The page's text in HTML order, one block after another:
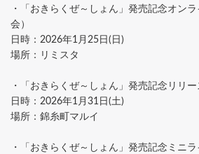
・「おきらくぜ～しょん」発売記念オン
会）
日時：2026年1月25日(日)
場所：リミスタ
・「おきらくぜ～しょん」発売記念リリー
日時：2026年1月31日(土)
場所：錦糸町マルイ
・「おきらくぜ～しょん」発売記念ミニ